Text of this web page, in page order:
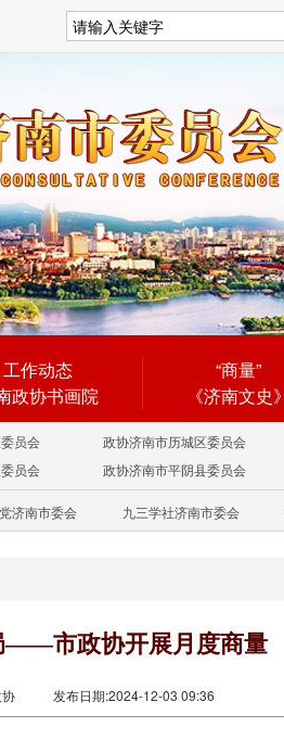
工作动态
政协书画院
“商量”
《济南文史》
员会 政协济南市历城区委员会
员会 政协济南市平阴县委员会
济南市委会 九三学社济南市委会
——市政协开展月度商量
发布日期:2024-12-03 09:36